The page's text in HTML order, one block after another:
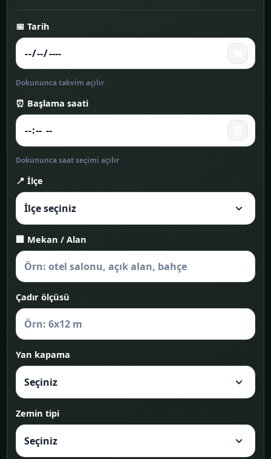
📅 Tarih
Dokununca takvim açılır
⏰ Başlama saati
Dokununca saat seçimi açılır
📍 İlçe
🏢 Mekan / Alan
Çadır ölçüsü
Yan kapama
Zemin tipi